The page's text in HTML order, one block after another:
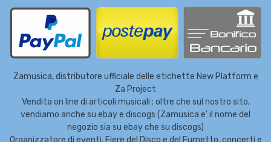
Zamusica, distributore ufficiale delle etichette New Platform e
Za Project
Vendita on line di articoli musicali ; oltre che sul nostro sito,
vendiamo anche su ebay e discogs (Zamusica e' il nome del
negozio sia su ebay che su discogs)
Organizzatore di eventi, Fiere del Disco e del Fumetto, concerti e